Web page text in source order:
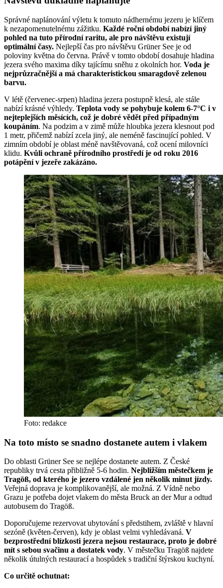
Správné naplánování výletu k tomuto nádhernému jezeru je klíčem
k nezapomenutelnému zážitku. Každé roční období nabízí jiný
pohled na tuto přírodní raritu, ale pro návštěvu existují
optimální časy. Nejlepší čas pro návštěvu Grüner See je od
poloviny května do června. Právě v tomto období dosahuje hladina
jezera svého maxima díky tajícímu sněhu z okolních hor. Voda je
nejprůzračnější a má charakteristickou smaragdově zelenou
barvu.
V létě (červenec-srpen) hladina jezera postupně klesá, ale stále
nabízí krásné výhledy. Teplota vody se pohybuje kolem 6-7°C i v
nejteplejších měsících, což je dobré vědět před případným
koupáním. Na podzim a v zimě může hloubka jezera klesnout pod
1 metr, přičemž nabízí zcela jiný, ale neméně fascinující pohled. V
zimním období je oblast méně navštěvovaná, což ocení milovníci
klidu. Kvůli ochraně přírodního prostředí je od roku 2016
potápění v jezeře zakázáno.
Foto: redakce
Na toto místo se snadno dostanete autem i vlakem
Do oblasti Grüner See se nejlépe dostanete autem. Z České
republiky trvá cesta přibližně 5-6 hodin. Nejbližším městečkem je
Tragöß, od kterého je jezero vzdálené jen několik minut jízdy.
Veřejná doprava je komplikovanější, ale možná. Z Vídně nebo
Grazu je potřeba dojet vlakem do města Bruck an der Mur a odtud
autobusem do Tragöß.
Doporučujeme rezervovat ubytování s předstihem, zvláště v hlavní
sezóně (květen-červen), kdy je oblast velmi vyhledávaná. V
bezprostřední blízkosti jezera nejsou restaurace, proto je dobré
mít s sebou svačinu a dostatek vody. V městečku Tragöß najdete
několik útulných restaurací a hospůdek s tradiční štýrskou kuchyní.
Co určitě ochutnat: